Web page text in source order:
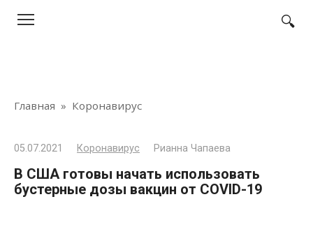
Главная » Коронавирус
05.07.2021 Коронавирус Рианна Чапаева
В США готовы начать использовать
бустерные дозы вакцин от COVID-19